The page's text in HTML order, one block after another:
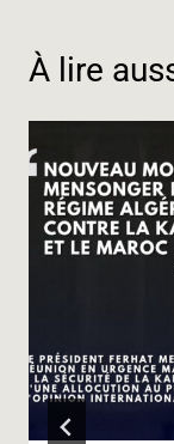
o
I
À lire